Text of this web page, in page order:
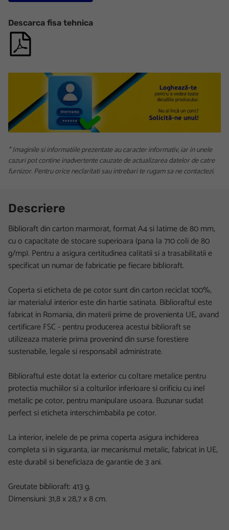
Descarca fisa tehnica
* Imaginile si informatiile prezentate au caracter informativ, iar in unele
cazuri pot contine inadvertente cauzate de actualizarea datelor de catre
furnizor. Pentru orice neclaritati sau intrebari te rugam sa ne contactezi.
Descriere
Biblioraft din carton marmorat, format A4 si latime de 80 mm,
cu o capacitate de stocare superioara (pana la 710 coli de 80
g/mp). Pentru a asigura certitudinea calitatii si a trasabilitatii e
specificat un numar de fabricatie pe fiecare biblioraft.
Coperta si eticheta de pe cotor sunt din carton reciclat 100%,
iar materialul interior este din hartie satinata. Biblioraftul este
fabricat in Romania, din materii prime de provenienta UE, avand
certificare FSC - pentru producerea acestui biblioraft se
utilizeaza materie prima provenind din surse forestiere
sustenabile, legale si responsabil administrate.
Biblioraftul este dotat la exterior cu coltare metalice pentru
protectia muchiilor si a colturilor inferioare si orificiu cu inel
metalic pe cotor, pentru manipulare usoara. Buzunar sudat
perfect si eticheta interschimbabila pe cotor.
La interior, inelele de pe prima coperta asigura inchiderea
completa si in siguranta, iar mecanismul metalic, fabricat in UE,
este durabil si beneficiaza de garantie de 3 ani.
Greutate biblioraft: 413 g.
Dimensiuni: 31,8 x 28,7 x 8 cm.